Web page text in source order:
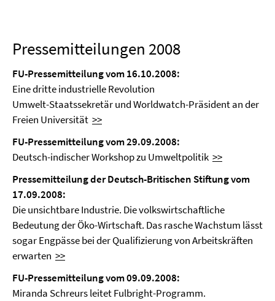
Pressemitteilungen 2008
FU-Pressemitteilung vom 16.10.2008:
Eine dritte industrielle Revolution
Umwelt-Staatssekretär und Worldwatch-Präsident an der
Freien Universität >>
FU-Pressemitteilung vom 29.09.2008:
Deutsch-indischer Workshop zu Umweltpolitik >>
Pressemitteilung der Deutsch-Britischen Stiftung vom
17.09.2008:
Die unsichtbare Industrie. Die volkswirtschaftliche
Bedeutung der Öko-Wirtschaft. Das rasche Wachstum lässt
sogar Engpässe bei der Qualifizierung von Arbeitskräften
erwarten >>
FU-Pressemitteilung vom 09.09.2008:
Miranda Schreurs leitet Fulbright-Programm.